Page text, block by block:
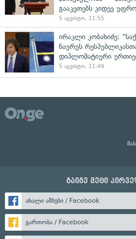
გააკეთებს კიდევ
5 აგვისტო, 11:55
ირაკლი კობახიძე:
ნაურუს
დიპლომატიური
5 აგვისტო, 11:49
გაიგე მეტი
ახალი ამბები / Facebook
გართობა / Facebook